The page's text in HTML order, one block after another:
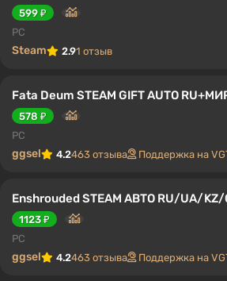
599 ₽
PC
Steam 2.91 отзыв
Fata Deum STEAM GIFT AUTO
578 ₽
PC
ggsel 4.2463 отзыва Поддержка на
Enshrouded STEAM АВТО RU/UA/
1123 ₽
PC
ggsel 4.2463 отзыва Поддержка на